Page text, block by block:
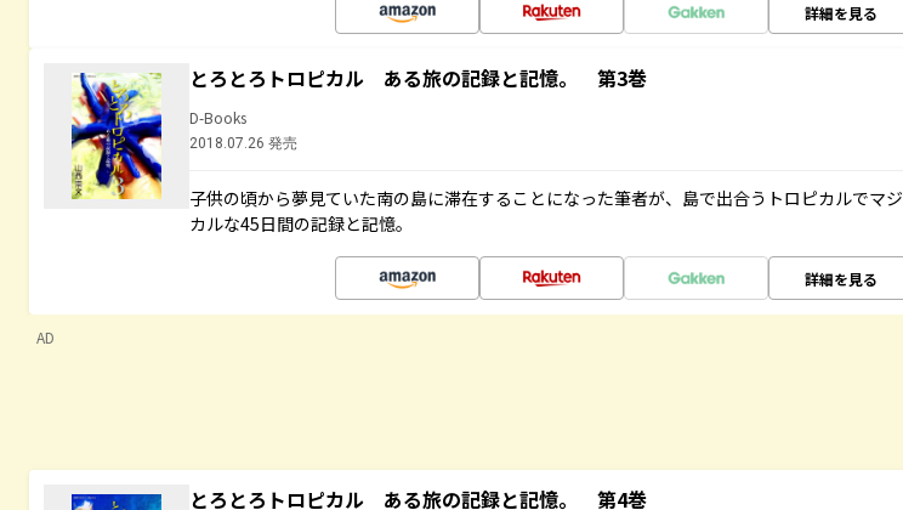
詳細を見る
とろとろトロピカル ある旅の記録と記憶。 第3巻
D-Books
2018.07.26 発売
子供の頃から夢見ていた南の島に滞在することになった筆者が、島で出合うトロピカルでマジ
カルな45日間の記録と記憶。
詳細を見る
AD
とろとろトロピカル ある旅の記録と記憶。 第4巻